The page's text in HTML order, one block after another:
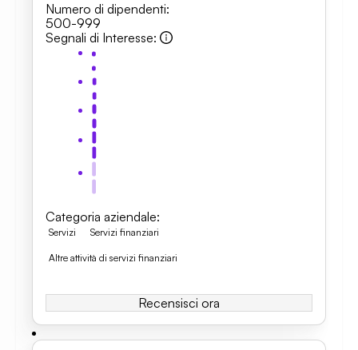
Numero di dipendenti:
500-999
Segnali di Interesse:
Categoria aziendale:
Servizi Servizi finanziari
Altre attività di servizi finanziari
Recensisci ora